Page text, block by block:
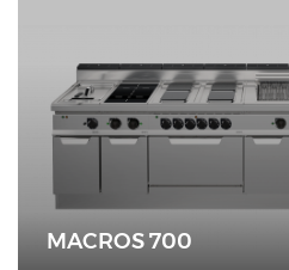
MACROS 700